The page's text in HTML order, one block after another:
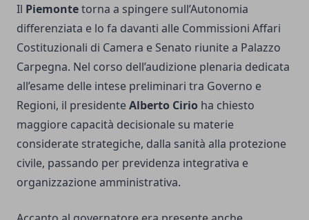
Il Piemontetorna a spingere sull’Autonomia
differenziata e lo fa davanti alle Commissioni Affari
Costituzionali di Camera e Senato riunite a Palazzo
Carpegna. Nel corso dell’audizione plenaria dedicata
all’esame delle intese preliminari tra Governo e
Regioni, il presidenteAlberto Cirio ha chiesto
maggiore capacità decisionale su materie
considerate strategiche, dalla sanità alla protezione
civile, passando per previdenza integrativa e
organizzazione amministrativa.